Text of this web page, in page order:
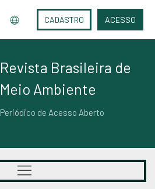
CADASTRO ACESSO
Revista Brasileira de
Meio Ambiente
Periódico de Acesso Aberto